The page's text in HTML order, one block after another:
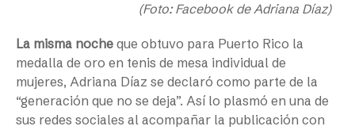
(Foto: Facebook de Adriana Díaz)
La misma noche que obtuvo para Puerto Rico la
medalla de oro en tenis de mesa individual de
mujeres, Adriana Díaz se declaró como parte de la
“generación que no se deja”. Así lo plasmó en una de
sus redes sociales al acompañar la publicación con